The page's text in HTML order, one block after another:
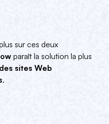
sur ces deux
paraît la solution la plus
sites Web
.